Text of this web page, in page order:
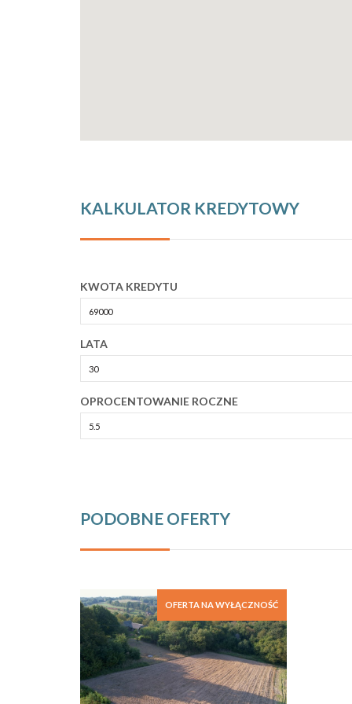
KALKULATOR KREDYTOWY
KWOTA KREDYTU
LATA
OPROCENTOWANIE ROCZNE
PODOBNE OFERTY
OFERTA NA WYŁĄCZNOŚĆ